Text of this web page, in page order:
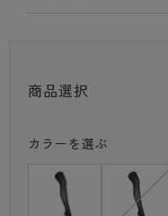
商品選択
カラーを選ぶ